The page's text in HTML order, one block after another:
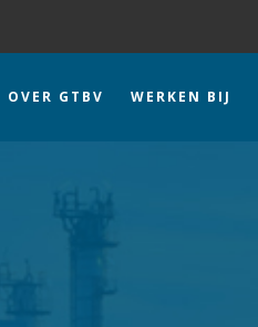
OVER GTBV WERKEN BIJ